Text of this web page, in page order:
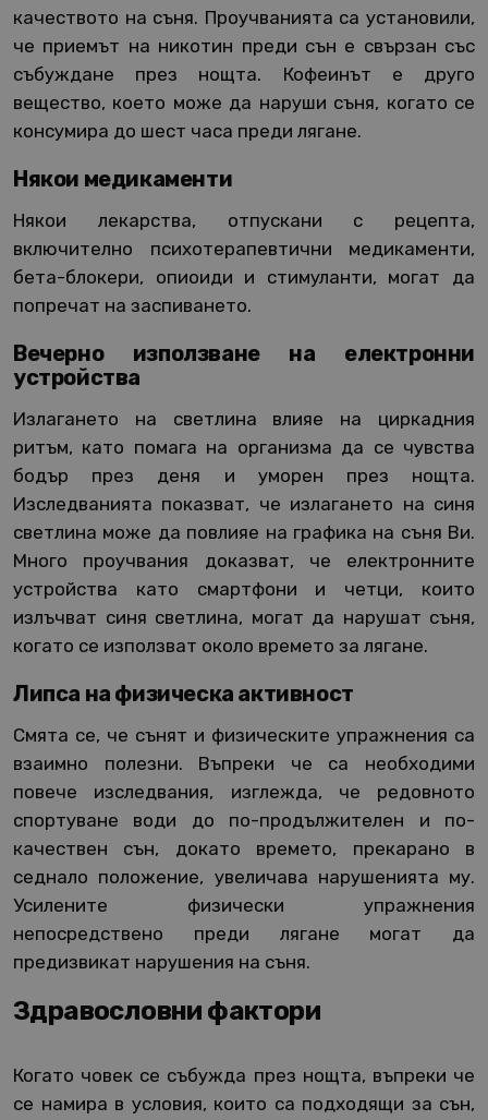
качеството на съня. Проучванията са установили,
че приемът на никотин преди сън е свързан със
събуждане през нощта. Кофеинът е друго
вещество, което може да наруши съня, когато се
консумира до шест часа преди лягане.
Някои медикаменти
Някои лекарства, отпускани с рецепта,
включително психотерапевтични медикаменти,
бета-блокери, опиоиди и стимуланти, могат да
попречат на заспиването.
Вечерно използване на електронни
устройства
Излагането на светлина влияе на циркадния
ритъм, като помага на организма да се чувства
бодър през деня и уморен през нощта.
Изследванията показват, че излагането на синя
светлина може да повлияе на графика на съня Ви.
Много проучвания доказват, че електронните
устройства като смартфони и четци, които
излъчват синя светлина, могат да нарушат съня,
когато се използват около времето за лягане.
Липса на физическа активност
Смята се, че сънят и физическите упражнения са
взаимно полезни. Въпреки че са необходими
повече изследвания, изглежда, че редовното
спортуване води до по-продължителен и по-
качествен сън, докато времето, прекарано в
седнало положение, увеличава нарушенията му.
Усилените физически упражнения
непосредствено преди лягане могат да
предизвикат нарушения на съня.
Здравословни фактори
Когато човек се събужда през нощта, въпреки че
се намира в условия, които са подходящи за сън,